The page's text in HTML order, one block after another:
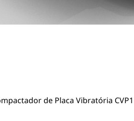
de Placa Vibratória